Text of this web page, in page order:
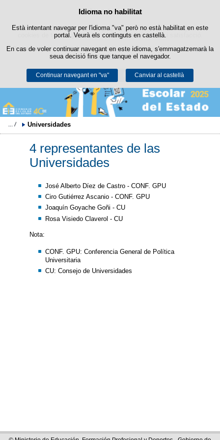
Política de cookies
Este lloc web utilitza cookies pròpies per a facilitar la navegació i
cookies de tercers per a obtindre estadístiques d'ús i satisfacció.
Podeu obtindre més informació en l'apartat "Cookies" del nostreavís
legal.
Acceptar Rebutjar
Idioma no habilitat
Està intentant navegar per l'idioma "va" però no està habilitat en este
portal. Veurà els continguts en castellà.
En cas de voler continuar navegant en este idioma, s'emmagatzemarà la
seua decisió fins que tanque el navegador.
Continuar navegant en "va" Canviar al castellà
Passar al contingut
Universidades
4 representantes de las
Universidades
José Alberto Díez de Castro - CONF. GPU
Ciro Gutiérrez Ascanio - CONF. GPU
Joaquín Goyache Goñi - CU
Rosa Visiedo Claverol - CU
Nota:
CONF. GPU: Conferencia General de Política
Universitaria
CU: Consejo de Universidades